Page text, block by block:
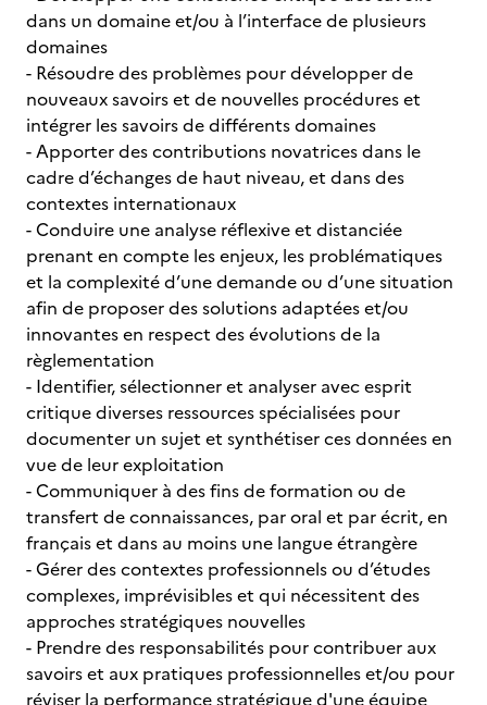
dans un domaine et/ou à l’interface de plusieurs
domaines
- Résoudre des problèmes pour développer de
nouveaux savoirs et de nouvelles procédures et
intégrer les savoirs de différents domaines
- Apporter des contributions novatrices dans le
cadre d’échanges de haut niveau, et dans des
contextes internationaux
- Conduire une analyse réflexive et distanciée
prenant en compte les enjeux, les problématiques
et la complexité d’une demande ou d’une situation
afin de proposer des solutions adaptées et/ou
innovantes en respect des évolutions de la
règlementation
- Identifier, sélectionner et analyser avec esprit
critique diverses ressources spécialisées pour
documenter un sujet et synthétiser ces données en
vue de leur exploitation
- Communiquer à des fins de formation ou de
transfert de connaissances, par oral et par écrit, en
français et dans au moins une langue étrangère
- Gérer des contextes professionnels ou d’études
complexes, imprévisibles et qui nécessitent des
approches stratégiques nouvelles
- Prendre des responsabilités pour contribuer aux
savoirs et aux pratiques professionnelles et/ou pour
réviser la performance stratégique d'une équipe